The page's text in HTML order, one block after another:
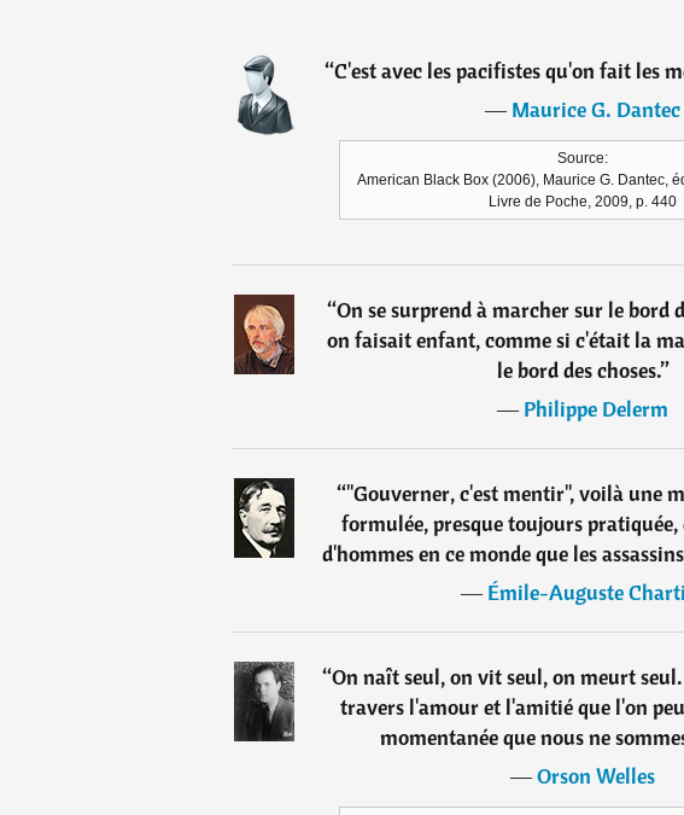
“C'est avec les pacifistes qu'on fait les
―Maurice G. Dantec
Source:
American Black Box (2006), Maurice G. Dantec,
Livre de Poche, 2009, p. 440
“On se surprend à marcher sur le bord
on faisait enfant, comme si c'était la
le bord des choses.”
―Philippe Delerm
“"Gouverner, c'est mentir", voilà une
formulée, presque toujours
d'hommes en ce monde que les
―Émile-Auguste
“On naît seul, on vit seul, on meurt
travers l'amour et l'amitié que l'on
momentanée que nous ne
―Orson Welles